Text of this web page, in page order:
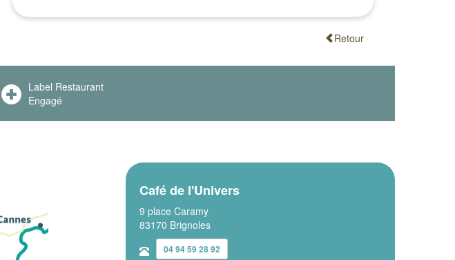
Retour
Label Restaurant
Engagé
Café de l'Univers
9 place Caramy
83170 Brignoles
04 94 59 28 92